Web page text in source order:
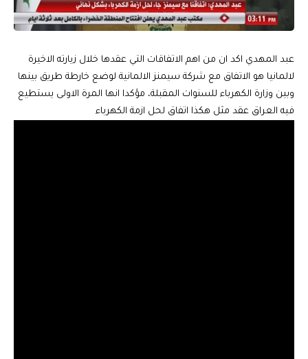
عبد المهدي اكد ان من اهم الاتفاقات التي عقدها خلال زيارته الاخيرة
لالمانيا هو الاتفاق مع شركة سيمنز الالمانية لوضع خارطة طريق بينها
وبين وزارة الكهرباء للسنوات المقبلة، مؤكدا انها المرة الاولى يستطيع
فيه العراق عقد مثل هكذا اتفاق لحل ازمة الكهرباء